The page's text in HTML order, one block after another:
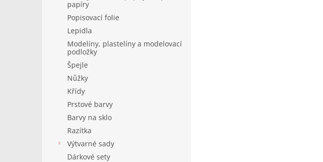
papíry
Popisovací folie
Lepidla
Modelíny, plastelíny a modelovací
podložky
Špejle
Nůžky
Křídy
Prstové barvy
Barvy na sklo
Razítka
Výtvarné sady
Dárkové sety